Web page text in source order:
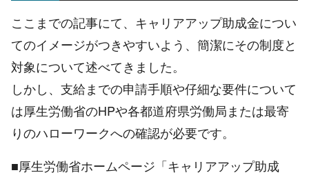
ここまでの記事にて、キャリアアップ助成金につい
てのイメージがつきやすいよう、簡潔にその制度と
対象について述べてきました。
しかし、支給までの申請手順や仔細な要件について
は厚生労働省のHPや各都道府県労働局または最寄
りのハローワークへの確認が必要です。
■厚生労働省ホームページ「キャリアアップ助成